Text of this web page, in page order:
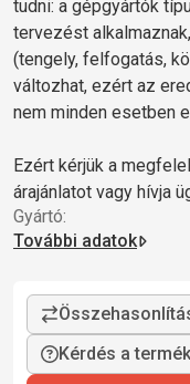
tudni: a gépgyártók
tervezést
(tengely, felfogatás,
változhat, ezért az
nem minden esetben
Ezért kérjük a
árajánlatot vagy hívja
Gyártó:
További adatok
Kérdés a